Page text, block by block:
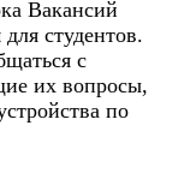
Вакансий
студентов.
с
их вопросы,
по